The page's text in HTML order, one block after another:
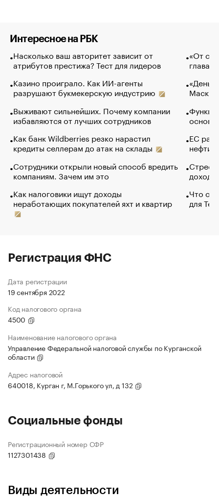
Интересное на РБК
Насколько ваш авторитет зависит от
атрибутов престижа? Тест для лидеров
Казино проиграло. Как ИИ-агенты
разрушают букмекерскую индустрию
Выживают сильнейших. Почему компании
избавляются от лучших сотрудников
Как банк Wildberries резко нарастил
кредиты селлерам до атак на склады
Сотрудники открыли новый способ вредить
компаниям. Зачем им это
Как налоговики ищут доходы
неработающих покупателей яхт и квартир
«От
глава
Маск в
основ
ЕС
нефти
Что
для
Регистрация ФНС
Дата регистрации
19 сентября 2022
Код налогового органа
4500
Наименование налогового органа
Управление Федеральной налоговой службы по Курганской
области
Адрес налоговой
640018, Курган г, М.Горького ул, д 132
Социальные фонды
Регистрационный номер СФР
1127301438
Виды деятельности